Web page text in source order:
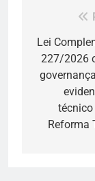
de
Post
Lei
227/2026
técnico
Reforma